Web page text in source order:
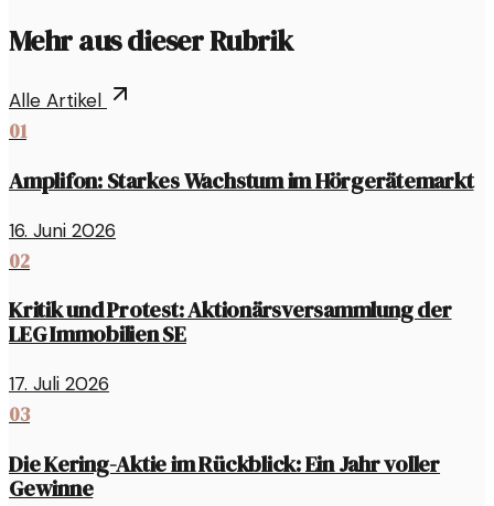
Mehr aus dieser Rubrik
Alle Artikel
01
Amplifon: Starkes Wachstum im Hörgerätemarkt
16. Juni 2026
02
Kritik und Protest: Aktionärsversammlung der
LEG Immobilien SE
17. Juli 2026
03
Die Kering-Aktie im Rückblick: Ein Jahr voller
Gewinne